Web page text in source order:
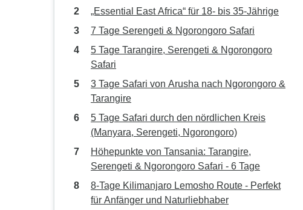
„Essential East Africa“ für 18- bis 35-Jährige
7 Tage Serengeti & Ngorongoro Safari
5 Tage Tarangire, Serengeti & Ngorongoro
Safari
3 Tage Safari von Arusha nach Ngorongoro &
Tarangire
5 Tage Safari durch den nördlichen Kreis
(Manyara, Serengeti, Ngorongoro)
Höhepunkte von Tansania: Tarangire,
Serengeti & Ngorongoro Safari - 6 Tage
8-Tage Kilimanjaro Lemosho Route - Perfekt
für Anfänger und Naturliebhaber